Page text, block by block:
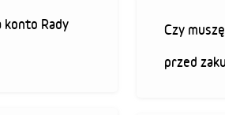
konto Rady Czy
przed